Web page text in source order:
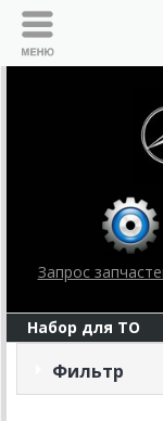
Запрос
Набор для ТО
Фильтр